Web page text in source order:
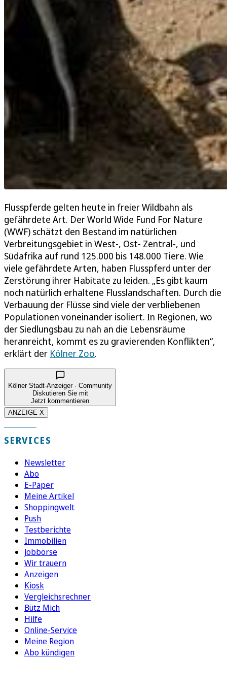
Flusspferde gelten heute in freier Wildbahn als
gefährdete Art. Der World Wide Fund For Nature
(WWF) schätzt den Bestand im natürlichen
Verbreitungsgebiet in West-, Ost- Zentral-, und
Südafrika auf rund 125.000 bis 148.000 Tiere. Wie
viele gefährdete Arten, haben Flusspferd unter der
Zerstörung ihrer Habitate zu leiden. „Es gibt kaum
noch natürlich erhaltene Flusslandschaften. Durch die
Verbauung der Flüsse sind viele der verbliebenen
Populationen voneinander isoliert. In Regionen, wo
der Siedlungsbau zu nah an die Lebensräume
heranreicht, kommt es zu gravierenden Konflikten“,
erklärt der Kölner Zoo.
Kölner Stadt-Anzeiger · Community
Diskutieren Sie mit
Jetzt kommentieren
ANZEIGE X
SERVICES
Newsletter
Abo
E-Paper
Meine Artikel
Shoppingwelt
Push
Testberichte
Immobilien
Jobbörse
Wir trauern
Anzeigen
Kiosk
Vergleichsrechner
Bütz Mich
Hilfe
Online-Service
Meine Region
Abo kündigen